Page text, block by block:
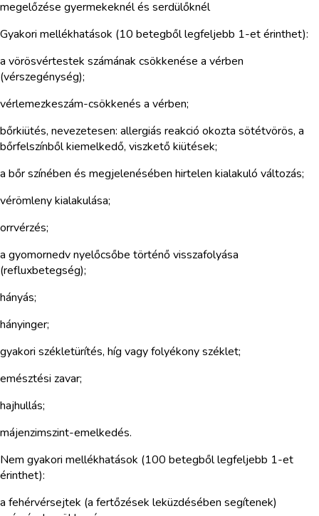
megelőzése gyermekeknél és serdülőknél
Gyakori mellékhatások (10 betegből legfeljebb 1-et érinthet):
a vörösvértestek számának csökkenése a vérben
(vérszegénység);
vérlemezkeszám-csökkenés a vérben;
bőrkiütés, nevezetesen: allergiás reakció okozta sötétvörös, a
bőrfelszínből kiemelkedő, viszkető kiütések;
a bőr színében és megjelenésében hirtelen kialakuló változás;
vérömleny kialakulása;
orrvérzés;
a gyomornedv nyelőcsőbe történő visszafolyása
(refluxbetegség);
hányás;
hányinger;
gyakori székletürítés, híg vagy folyékony széklet;
emésztési zavar;
hajhullás;
májenzimszint-emelkedés.
Nem gyakori mellékhatások (100 betegből legfeljebb 1-et
érinthet):
a fehérvérsejtek (a fertőzések leküzdésében segítenek)